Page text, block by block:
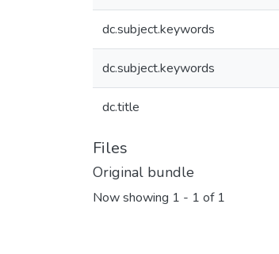
dc.subject.keywords
dc.subject.keywords
dc.title
Files
Original bundle
Now showing 1 - 1 of 1